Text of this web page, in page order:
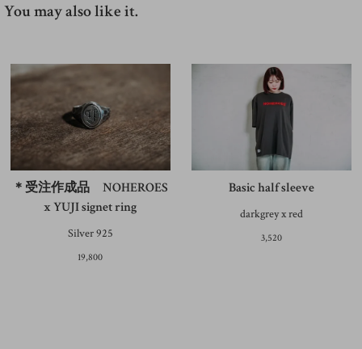
You may also like it.
＊受注作成品 NOHEROES
x YUJI signet ring
Silver 925
19,800
Basic half sleeve
darkgrey x red
3,520